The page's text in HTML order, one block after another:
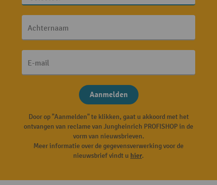
Achternaam
E-mail
Aanmelden
Door op "Aanmelden" te klikken, gaat u akkoord met het
ontvangen van reclame van Jungheinrich PROFISHOP in de
vorm van nieuwsbrieven.
Meer informatie over de gegevensverwerking voor de
nieuwsbrief vindt u hier.